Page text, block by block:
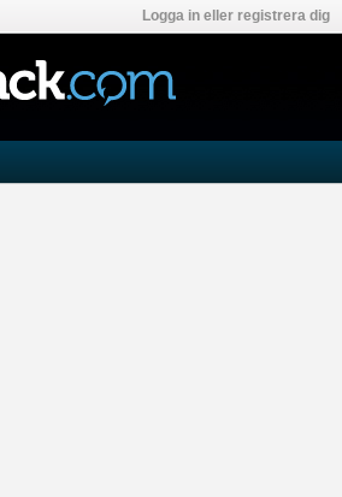
Logga in eller registrera dig